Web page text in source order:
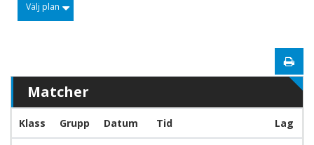
Välj plan
Matcher
Klass Grupp Datum Tid Lag